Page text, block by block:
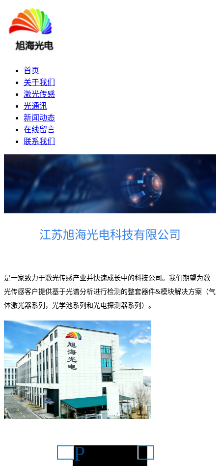
首页
关于我们
激光传感
光通讯
新闻动态
在线留言
联系我们
江苏旭海光电科技有限公司
是一家致力于激光传感产业并快速成长中的科技公司。我们期望为激
光传感客户提供基于光谱分析进行检测的整套器件&模块解决方案（气
体激光器系列，光学池系列和光电探测器系列）。
P